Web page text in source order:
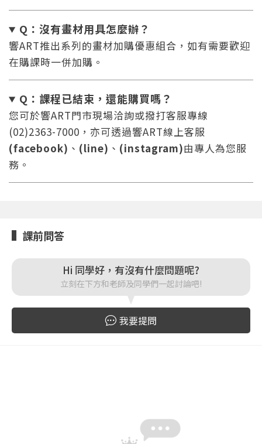
登入
您將收到一封Email，請依照信件中的指示重新登
入。
系統偵測到您的帳號重複登入，
點擊下方「確定」將前一位使用者強制登出。
Q：沒有畫材用具怎麼辦？
響ART推出系列的畫材加購優惠組合，如有需要歡迎
在購課時一併加購。
Q：課程已結束，還能購買嗎？
您可於響ART門市現場洽詢或撥打客服專線
(02)2363-7000，亦可透過響ART線上客服
(facebook) 、 (line) 、 (instagram)由專人為您服
務。
課前問答
Hi 同學好，有沒有什麼問題呢?
立刻在下方和老師及同學們一起討論吧!
我要提問